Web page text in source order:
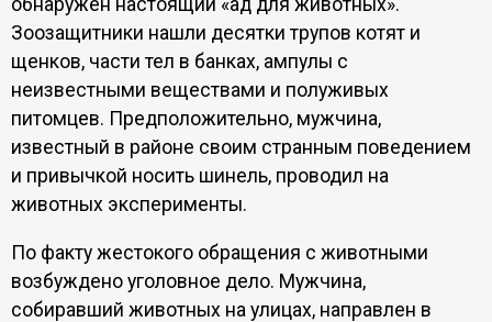
обнаружен настоящий «ад для животных».
Зоозащитники нашли десятки трупов котят и
щенков, части тел в банках, ампулы с
неизвестными веществами и полуживых
питомцев. Предположительно, мужчина,
известный в районе своим странным поведением
и привычкой носить шинель, проводил на
животных эксперименты.
По факту жестокого обращения с животными
возбуждено уголовное дело. Мужчина,
собиравший животных на улицах, направлен в